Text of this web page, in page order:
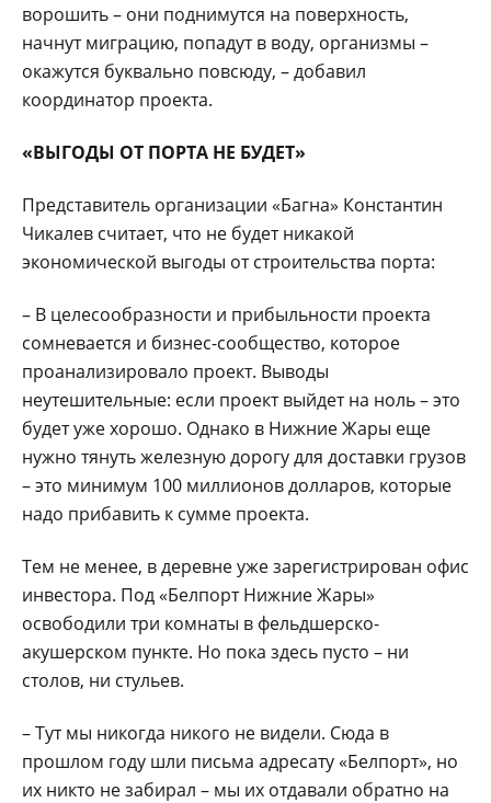
ворошить – они поднимутся на поверхность,
начнут миграцию, попадут в воду, организмы –
окажутся буквально повсюду, – добавил
координатор проекта.
«ВЫГОДЫ ОТ ПОРТА НЕ БУДЕТ»
Представитель организации «Багна» Константин
Чикалев считает, что не будет никакой
экономической выгоды от строительства порта:
– В целесообразности и прибыльности проекта
сомневается и бизнес-сообщество, которое
проанализировало проект. Выводы
неутешительные: если проект выйдет на ноль – это
будет уже хорошо. Однако в Нижние Жары еще
нужно тянуть железную дорогу для доставки грузов
– это минимум 100 миллионов долларов, которые
надо прибавить к сумме проекта.
Тем не менее, в деревне уже зарегистрирован офис
инвестора. Под «Белпорт Нижние Жары»
освободили три комнаты в фельдшерско-
акушерском пункте. Но пока здесь пусто – ни
столов, ни стульев.
– Тут мы никогда никого не видели. Сюда в
прошлом году шли письма адресату «Белпорт», но
их никто не забирал – мы их отдавали обратно на